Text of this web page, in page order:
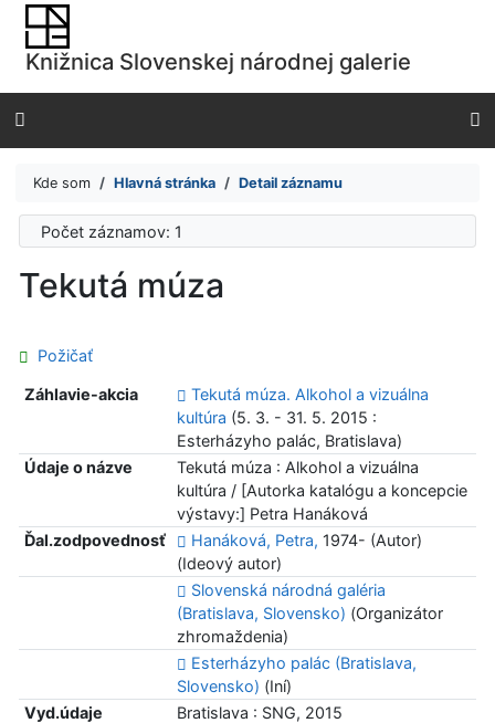
Prejsť na obsah
Prejsť na menu
Prehlásenie o webovej prístupnosti
Knižnica Slovenskej národnej galerie
Kde som Hlavná stránka Detail záznamu
Počet záznamov: 1
Tekutá múza
Požičať
Záhlavie-akcia
Tekutá múza. Alkohol a vizuálna
kultúra (5. 3. - 31. 5. 2015 :
Esterházyho palác, Bratislava)
Údaje o názve
Tekutá múza : Alkohol a vizuálna
kultúra / [Autorka katalógu a koncepcie
výstavy:] Petra Hanáková
Ďal.zodpovednosť
Hanáková, Petra, 1974- (Autor)
(Ideový autor)
Slovenská národná galéria
(Bratislava, Slovensko) (Organizátor
zhromaždenia)
Esterházyho palác (Bratislava,
Slovensko) (Iní)
Vyd.údaje
Bratislava : SNG, 2015